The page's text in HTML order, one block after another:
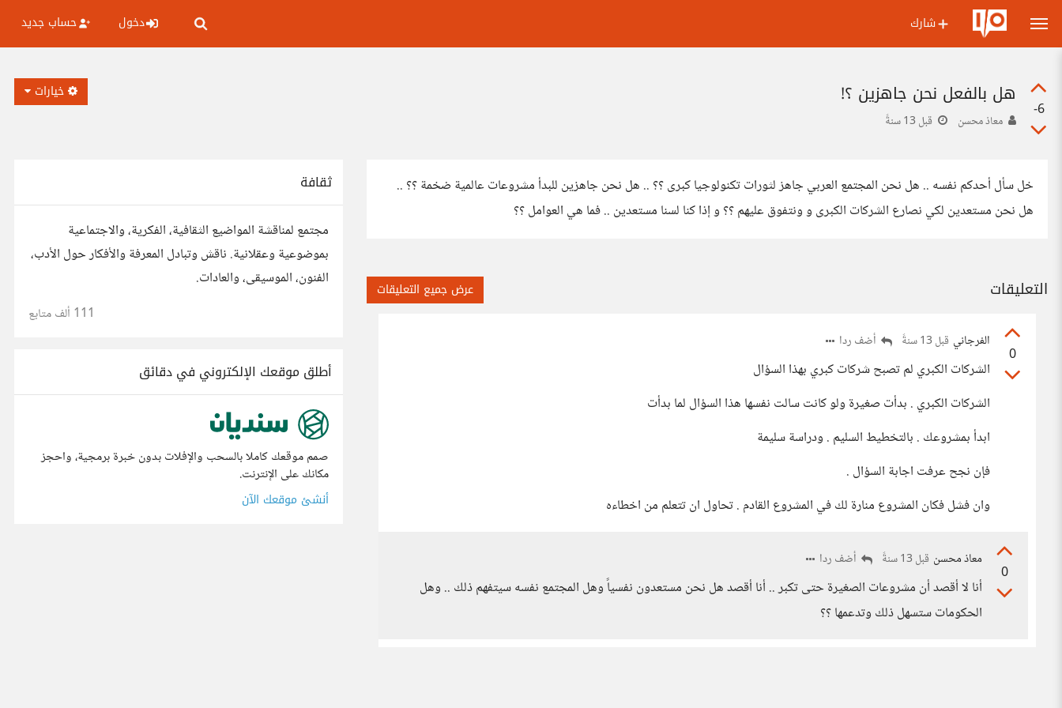
شارك دخول حساب جديد
-6
هل بالفعل نحن جاهزين ؟!
معاذ محسن قبل 13 سنةً
خيارات
خل سأل أحدكم نفسه .. هل نحن المجتمع العربي جاهز لثورات تكنولوجيا كبرى ؟؟ .. هل نحن جاهزين للبدأ مشروعات عالمية ضخمة ؟؟ ..
هل نحن مستعدين لكي نصارع الشركات الكبرى و ونتفوق عليهم ؟؟ و إذا كنا لسنا مستعدين .. فما هي العوامل ؟؟
التعليقات عرض جميع التعليقات
0
الفرجاني قبل 13 سنةً أضف ردا
الشركات الكبري لم تصبح شركات كبري بهذا السؤال
الشركات الكبري . بدأت صغيرة ولو كانت سالت نفسها هذا السؤال لما بدأت
ابدأ بمشروعك . بالتخطيط السليم . ودراسة سليمة
فإن نجح عرفت اجابة السؤال .
وان فشل فكان المشروع منارة لك في المشروع القادم . تحاول ان تتعلم من اخطاءه
0
معاذ محسن قبل 13 سنةً أضف ردا
أنا لا أقصد أن مشروعات الصغيرة حتى تكبر .. أنا أقصد هل نحن مستعدون نفسياً وهل المجتمع نفسه سيتفهم ذلك .. وهل
الحكومات ستسهل ذلك وتدعمها ؟؟
ثقافة
مجتمع لمناقشة المواضيع الثقافية، الفكرية، والاجتماعية
بموضوعية وعقلانية. ناقش وتبادل المعرفة والأفكار حول الأدب،
الفنون، الموسيقى، والعادات.
111 ألف متابع
أطلق موقعك الإلكتروني في دقائق
صمم موقعك كاملا بالسحب والإفلات بدون خبرة برمجية، واحجز
مكانك على الإنترنت.
أنشئ موقعك الآن